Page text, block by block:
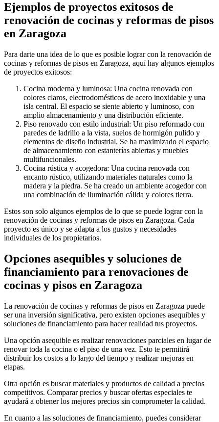
Ejemplos de proyectos exitosos de
renovación de cocinas y reformas de pisos
en Zaragoza
Para darte una idea de lo que es posible lograr con la renovación de
cocinas y reformas de pisos en Zaragoza, aquí hay algunos ejemplos
de proyectos exitosos:
Cocina moderna y luminosa: Una cocina renovada con
colores claros, electrodomésticos de acero inoxidable y una
isla central. El espacio se siente abierto y luminoso, con
amplio almacenamiento y una distribución eficiente.
Piso renovado con estilo industrial: Un piso reformado con
paredes de ladrillo a la vista, suelos de hormigón pulido y
elementos de diseño industrial. Se ha maximizado el espacio
de almacenamiento con estanterías abiertas y muebles
multifuncionales.
Cocina rústica y acogedora: Una cocina renovada con
encanto rústico, utilizando materiales naturales como la
madera y la piedra. Se ha creado un ambiente acogedor con
una combinación de iluminación cálida y colores tierra.
Estos son solo algunos ejemplos de lo que se puede lograr con la
renovación de cocinas y reformas de pisos en Zaragoza. Cada
proyecto es único y se adapta a los gustos y necesidades
individuales de los propietarios.
Opciones asequibles y soluciones de
financiamiento para renovaciones de
cocinas y pisos en Zaragoza
La renovación de cocinas y reformas de pisos en Zaragoza puede
ser una inversión significativa, pero existen opciones asequibles y
soluciones de financiamiento para hacer realidad tus proyectos.
Una opción asequible es realizar renovaciones parciales en lugar de
renovar toda la cocina o el piso de una vez. Esto te permitirá
distribuir los costos a lo largo del tiempo y realizar mejoras en
etapas.
Otra opción es buscar materiales y productos de calidad a precios
competitivos. Comparar precios y buscar ofertas especiales te
ayudará a obtener los mejores precios sin comprometer la calidad.
En cuanto a las soluciones de financiamiento, puedes considerar